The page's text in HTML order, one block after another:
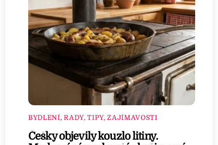
BYDLENÍ,RADY, TIPY, ZAJÍMAVOSTI
Češky objevily kouzlo litiny.